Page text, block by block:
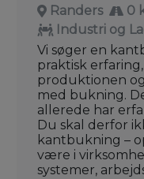
Randers
0
Industri og
Vi søger en
praktisk
produktionen
med bukning.
allerede har
Du skal derfor
kantbukning –
være i
systemer,